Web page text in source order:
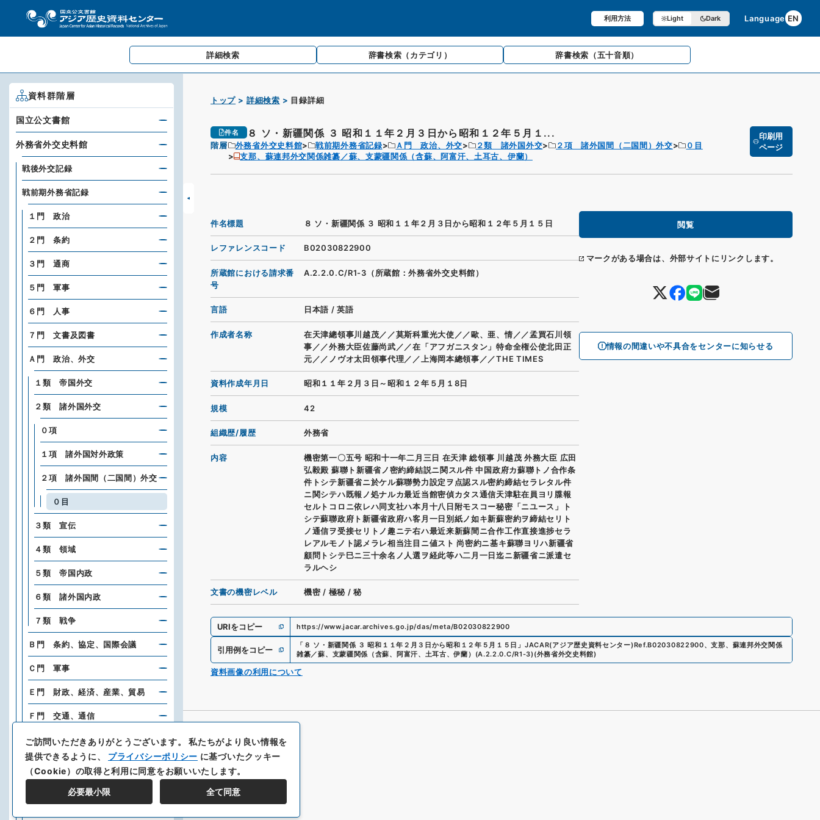
利用方法 Light Dark Language EN
詳細検索 辞書検索 （カテゴリ） 辞書検索 （五十音順）
トップ 詳細検索 目録詳細
件名 ８ ソ・新疆関係 ３ 昭和１１年２月３日から昭和１２年５月１...
階層 外務省外交史料館 戦前期外務省記録 Ａ門 政治、外交 ２類 諸外国外交 ２項 諸外国間（二国間）外交
０目
支那、蘇連邦外交関係雑纂／蘇、支蒙疆関係（含蘇、阿富汗、土耳古、伊蘭）
印刷用
ページ
閲覧
マークがある場合は、外部サイトにリンクします。
情報の間違いや不具合をセンターに知らせる
件名標題 ８ ソ・新疆関係 ３ 昭和１１年２月３日から昭和１２年５月１５日
レファレンスコード B02030822900
所蔵館における請求番
号
A.2.2.0.C/R1-3（所蔵館：外務省外交史料館）
言語 日本語 / 英語
作成者名称
在天津總領事川越茂／／莫斯科重光大使／／歐、亜、情／／孟買石川領
事／／外務大臣佐藤尚武／／在「アフガニスタン」特命全権公使北田正
元／／ノヴオ太田領事代理／／上海岡本總領事／／THE TIMES
資料作成年月日 昭和１１年２月３日～昭和１２年５月１8日
規模 42
組織歴/履歴 外務省
内容
機密第一〇五号 昭和十一年二月三日 在天津 総領事 川越茂 外務大臣 広田
弘毅殿 蘇聯ト新疆省ノ密約締結説ニ関スル件 中国政府カ蘇聯トノ合作条
件トシテ新疆省ニ於ケル蘇聯勢力設定ヲ点認スル密約締結セラレタル件
ニ関シテハ既報ノ処ナルカ最近当館密偵カタス通信天津駐在員ヨリ牒報
セルトコロニ依レハ同支社ハ本月十八日附モスコー秘密「ニユース」ト
シテ蘇聯政府ト新疆省政府ハ客月一日別紙ノ如キ新蘇密約ヲ締結セリト
ノ通信ヲ受接セリトノ趣ニテ右ハ最近来新蘇間ニ合作工作直接進捗セラ
レアルモノト認メラレ相当注目ニ値スト 尚密約ニ基キ蘇聯ヨリハ新疆省
顧問トシテ巳ニ三十余名ノ人選ヲ経此等ハ二月一日迄ニ新疆省ニ派遣セ
ラルヘシ
文書の機密レベル 機密 / 極秘 / 秘
URIをコピー https://www.jacar.archives.go.jp/das/meta/B02030822900
引用例をコピー 「 ８ ソ・新疆関係 ３ 昭和１１年２月３日から昭和１２年５月１５日 」 JACAR(アジア歴史資料センター)Ref.B02030822900、支那、蘇連邦外交関係
雑纂／蘇、支蒙疆関係（含蘇、阿富汗、土耳古、伊蘭） (A.2.2.0.C/R1-3)(外務省外交史料館)
資料画像の利用について
資料群階層
国立公文書館
外務省外交史料館
戦後外交記録
戦前期外務省記録
１門 政治
２門 条約
３門 通商
５門 軍事
６門 人事
７門 文書及図書
Ａ門 政治、外交
１類 帝国外交
２類 諸外国外交
０項
１項 諸外国対外政策
２項 諸外国間（二国間）外交
０目
３類 宣伝
４類 領域
５類 帝国内政
６類 諸外国内政
７類 戦争
Ｂ門 条約、協定、国際会議
Ｃ門 軍事
Ｅ門 財政、経済、産業、貿易
Ｆ門 交通、通信
Ｇ門 都市、港湾、土木、建築、
土地、建物
Ｈ門 東方文化事業
Ｉ門 文化、宗教、衛生、労働及
ご訪問いただきありがとうございます。私たちがより良い情報を
提供できるように、 プライバシーポリシー に基づいたクッキー
（Cookie）の取得と利用に同意をお願いいたします。
必要最小限 全て同意